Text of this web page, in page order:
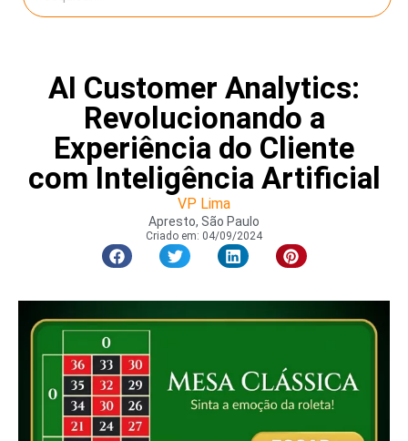
AI Customer Analytics:
Revolucionando a
Experiência do Cliente
com Inteligência Artificial
VP Lima
Apresto, São Paulo
Criado em: 04/09/2024